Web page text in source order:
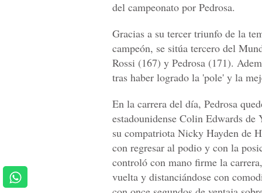
del campeonato por Pedrosa.
Gracias a su tercer triunfo de la
campeón, se sitúa tercero del
Rossi (167) y Pedrosa (171).
tras haber logrado la 'pole' y la
En la carrera del día, Pedrosa
estadounidense Colin Edwards de
su compatriota Nicky Hayden de
con regresar al podio y con la
controló con mano firme la
vuelta y distanciándose con